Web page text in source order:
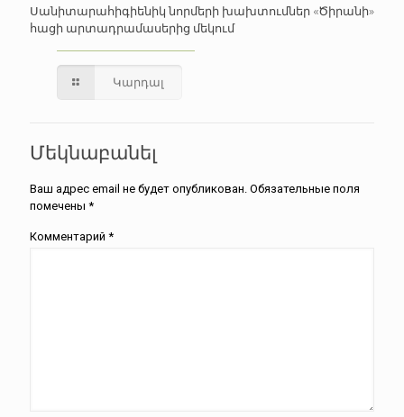
Սանիտարահիգիենիկ նորմերի խախտումներ «Ծիրանի»
հացի արտադրամասերից մեկում
Կարդալ
Մեկնաբանել
Ваш адрес email не будет опубликован. Обязательные поля
помечены *
Комментарий *